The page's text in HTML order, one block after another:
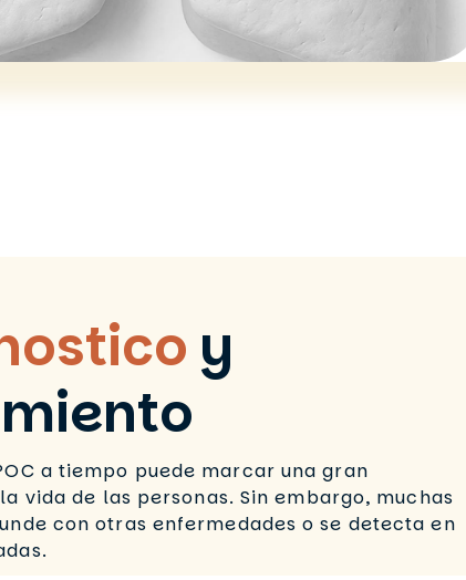
y
a tiempo puede marcar una gran
vida de las personas. Sin embargo, muchas
con otras enfermedades o se detecta en